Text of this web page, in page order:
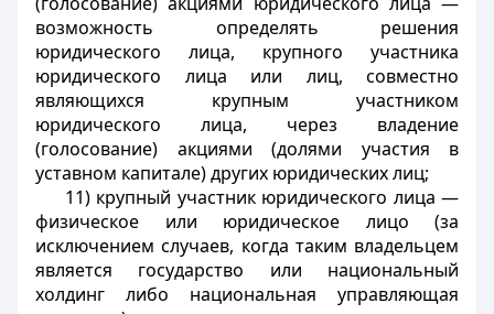
возможность определять решения
юридического лица, крупного участника
юридического лица или лиц, совместно
являющихся крупным участником
юридического лица, через владение
(голосование) акциями (долями участия в
уставном капитале) других юридических лиц;
11) крупный участник юридического лица —
физическое или юридическое лицо (за
исключением случаев, когда таким владельцем
является государство или национальный
холдинг либо национальная управляющая